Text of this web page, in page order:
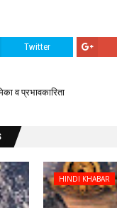
Twitter
व प्रभावकारिता
HINDI KHABAR